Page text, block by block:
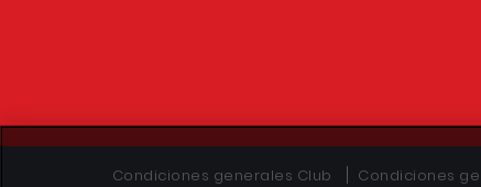
Condiciones generales Club Condiciones